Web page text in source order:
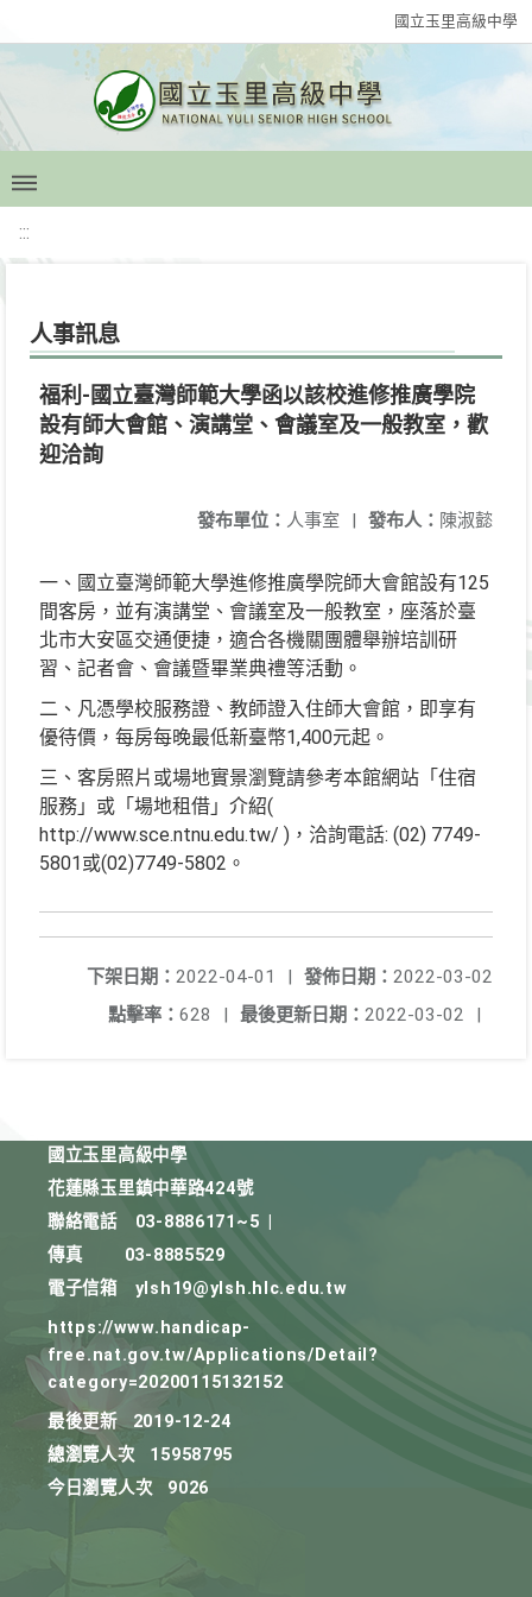
國立玉里高級中學
:::
人事訊息
福利-國立臺灣師範大學函以該校進修推廣學院
設有師大會館、演講堂、會議室及一般教室，歡
迎洽詢
發布人： 陳淑懿
發布單位： 人事室 |
一、國立臺灣師範大學進修推廣學院師大會館設有125
間客房，並有演講堂、會議室及一般教室，座落於臺
北市大安區交通便捷，適合各機關團體舉辦培訓研
習、記者會、會議暨畢業典禮等活動。
二、凡憑學校服務證、教師證入住師大會館，即享有
優待價，每房每晚最低新臺幣1,400元起。
三、客房照片或場地實景瀏覽請參考本館網站「住宿
服務」或「場地租借」介紹(
http://www.sce.ntnu.edu.tw/ )，洽詢電話: (02) 7749-
5801或(02)7749-5802。
發佈日期： 2022-03-02
下架日期： 2022-04-01
|
最後更新日期： 2022-03-02 |
點擊率： 628 |
國立玉里高級中學
花蓮縣玉里鎮中華路424號
聯絡電話
03-8886171~5
傳真
03-8885529
電子信箱
ylsh19@ylsh.hlc.edu.tw
https://www.handicap-
free.nat.gov.tw/Applications/Detail?
category=20200115132152
最後更新
2019-12-24
總瀏覽人次
15958795
今日瀏覽人次
9026